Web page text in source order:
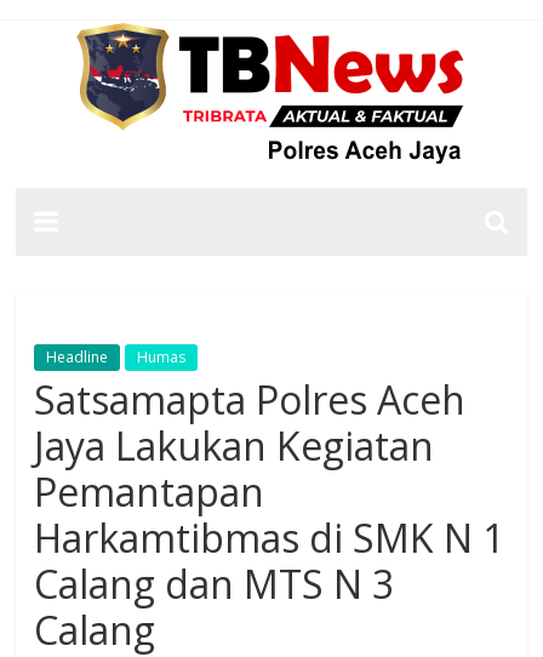
Headline Humas
Satsamapta Polres Aceh
Jaya Lakukan Kegiatan
Pemantapan
Harkamtibmas di SMK N 1
Calang dan MTS N 3
Calang